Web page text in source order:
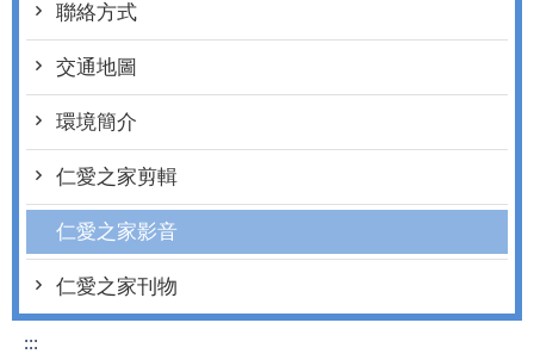
聯絡方式
交通地圖
環境簡介
仁愛之家剪輯
仁愛之家影音
仁愛之家刊物
:::